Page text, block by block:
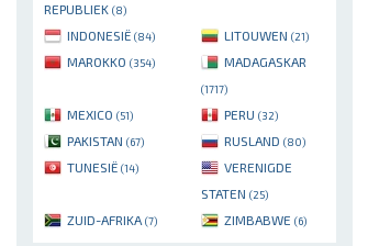
REPUBLIEK (8)
INDONESIË (84) LITOUWEN (21)
MAROKKO (354) MADAGASKAR
(1717)
MEXICO (51) PERU (32)
PAKISTAN (67) RUSLAND (80)
TUNESIË (14)
VERENIGDE
STATEN (25)
ZUID-AFRIKA (7) ZIMBABWE (6)